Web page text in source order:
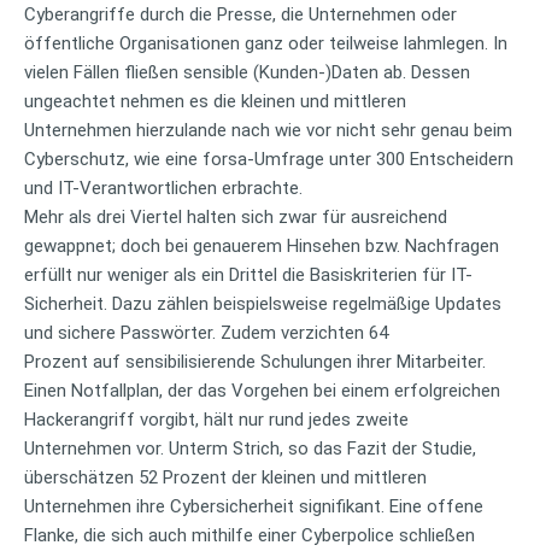
Cyberangriffe durch die Presse, die Unternehmen oder
öffentliche Organisationen ganz oder teilweise lahmlegen. In
vielen Fällen fließen sensible (Kunden-)Daten ab. Dessen
ungeachtet nehmen es die kleinen und mittleren
Unternehmen hierzulande nach wie vor nicht sehr genau beim
Cyberschutz, wie eine forsa-Umfrage unter 300 Entscheidern
und IT-Verantwortlichen erbrachte.
Mehr als drei Viertel halten sich zwar für ausreichend
gewappnet; doch bei genauerem Hinsehen bzw. Nachfragen
erfüllt nur weniger als ein Drittel die Basiskriterien für IT-
Sicherheit. Dazu zählen beispielsweise regelmäßige Updates
und sichere Passwörter. Zudem verzichten 64
Prozent auf sensibilisierende Schulungen ihrer Mitarbeiter.
Einen Notfallplan, der das Vorgehen bei einem erfolgreichen
Hackerangriff vorgibt, hält nur rund jedes zweite
Unternehmen vor. Unterm Strich, so das Fazit der Studie,
überschätzen 52 Prozent der kleinen und mittleren
Unternehmen ihre Cybersicherheit signifikant. Eine offene
Flanke, die sich auch mithilfe einer Cyberpolice schließen